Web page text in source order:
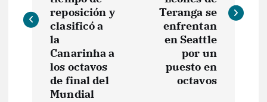
e
reposición y
clasificó a
la
Canarinha a
los octavos
de final del
Mundial
Teranga se
enfrentan
en Seattle
por un
puesto en
octavos